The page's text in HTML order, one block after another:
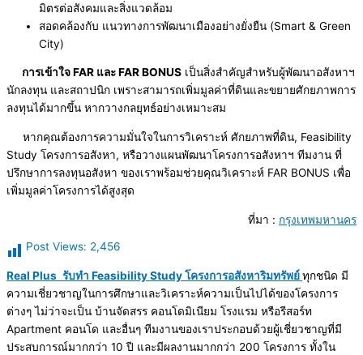
มิตรต่อสังคมและสิ่งแวดล้อม
สอดคล้องกับ แนวทางการพัฒนาเมืองอย่างยั่งยืน (Smart & Green
City)
การเข้าใจ FAR และ FAR BONUS เป็นสิ่งสำคัญสำหรับผู้พัฒนาอสังหาฯ
นักลงทุน และสถาปนิก เพราะสามารถเพิ่มมูลค่าที่ดินและขยายศักยภาพการ
ลงทุนได้มากขึ้น หากวางกลยุทธ์อย่างเหมาะสม
หากคุณต้องการความมั่นใจในการวิเคราะห์ ศักยภาพที่ดิน, Feasibility
Study โครงการอสังหา, หรือวางแผนพัฒนาโครงการอสังหาฯ ทีมงาน ที่
ปรึกษาการลงทุนอสังหา ของเราพร้อมช่วยคุณวิเคราะห์ FAR BONUS เพื่อ
เพิ่มมูลค่าโครงการได้สูงสุด
ที่มา : กรุงเทพมหานคร
Post Views: 2,456
Real Plus รับทำ Feasibility Study โครงการอสังหาริมทรัพย์ทุกชนิด มี
ความเชี่ยวชาญในการศึกษาและวิเคราะห์ความเป็นไปได้ของโครงการ
ต่างๆ ไม่ว่าจะเป็น บ้านจัดสรร คอนโดมิเนียม โรงแรม หรือรีสอร์ท
Apartment คอนโด และอื่นๆ ทีมงานของเราประกอบด้วยผู้เชี่ยวชาญที่มี
ประสบการณ์มากกว่า 10 ปี และมีผลงานมากกว่า 200 โครงการ ทั้งใน